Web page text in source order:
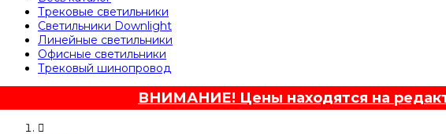
Трековые светильники
Светильники Downlight
Линейные светильники
Офисные светильники
Трековый шинопровод
ВНИМАНИЕ! Цены находятся на